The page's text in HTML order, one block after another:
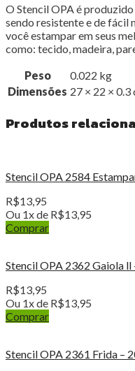
O Stencil OPA é
sendo resistente e de fácil
você estampar em seus
como: tecido, madeira,
Peso
0.022 kg
Dimensões 27 × 22 × 0.3
Produtos
Stencil OPA 2584
R$13,95
Ou 1x de R$13,95
Comprar
Stencil OPA 2362 Gaiola ll
R$13,95
Ou 1x de R$13,95
Comprar
Stencil OPA 2361 Frida –